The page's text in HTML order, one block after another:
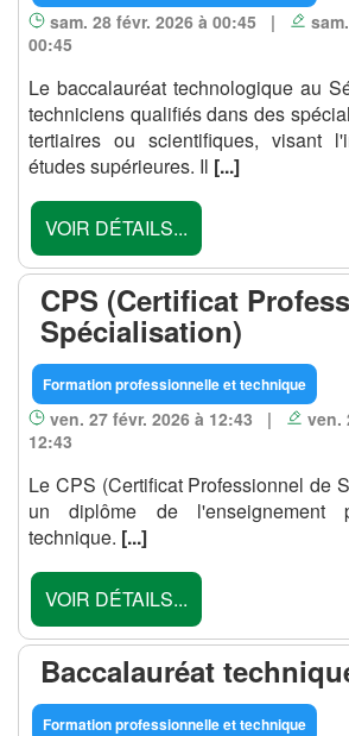
sam. 28 févr. 2026 à 00:45 |
00:45
Le baccalauréat technologique au
techniciens qualifiés dans des
tertiaires ou scientifiques, visant
études supérieures. Il [...]
VOIR DÉTAILS...
CPS (Certificat
Spécialisation)
Formation professionnelle et technique
ven. 27 févr. 2026 à 12:43 |
ven.
12:43
Le CPS (Certificat Professionnel de
un diplôme de l'enseignement
technique. [...]
VOIR DÉTAILS...
Baccalauréat
Formation professionnelle et technique